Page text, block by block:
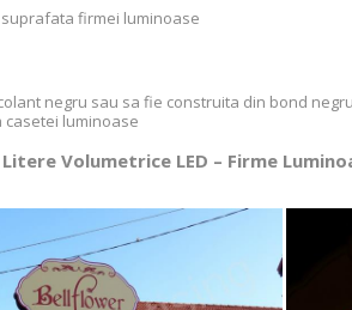
firmei luminoase
negru sau sa fie construita din bond
luminoase
Volumetrice LED – Firme